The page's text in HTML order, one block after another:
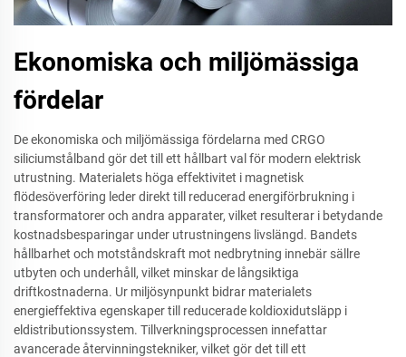
Ekonomiska och miljömässiga
fördelar
De ekonomiska och miljömässiga fördelarna med CRGO
siliciumstålband gör det till ett hållbart val för modern elektrisk
utrustning. Materialets höga effektivitet i magnetisk
flödesöverföring leder direkt till reducerad energiförbrukning i
transformatorer och andra apparater, vilket resulterar i betydande
kostnadsbesparingar under utrustningens livslängd. Bandets
hållbarhet och motståndskraft mot nedbrytning innebär sällre
utbyten och underhåll, vilket minskar de långsiktiga
driftkostnaderna. Ur miljösynpunkt bidrar materialets
energieffektiva egenskaper till reducerade koldioxidutsläpp i
eldistributionssystem. Tillverkningsprocessen innefattar
avancerade återvinningstekniker, vilket gör det till ett